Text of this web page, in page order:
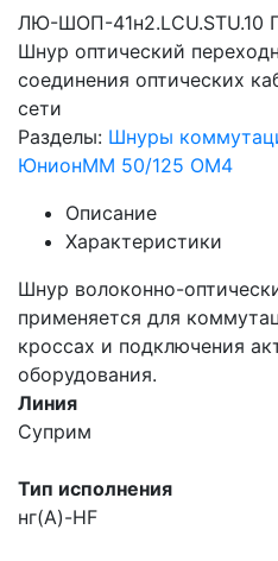
ЛЮ-ШОП-41н2.LCU.STU.10
Шнур оптический
соединения оптических
сети
Разделы: Шнуры
ЮнионMM 50/125 OM4
Описание
Характеристики
Шнур волоконно-
применяется для
кроссах и подключения
оборудования.
Линия
Суприм
Тип исполнения
нг(A)-HF